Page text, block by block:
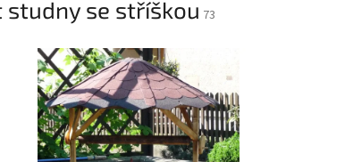
studny se stříškou 73